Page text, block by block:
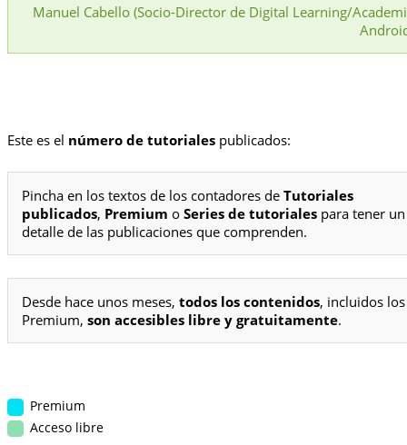
Manuel Cabello (Socio-Director de Digital Learning/
Este es el número de tutoriales publicados:
Pincha en los textos de los contadores de Tutoriales
publicados, Premium o Series de tutoriales para tener un
detalle de las publicaciones que comprenden.
Desde hace unos meses, todos los contenidos, incluidos los
Premium, son accesibles libre y gratuitamente.
Premium
Acceso libre